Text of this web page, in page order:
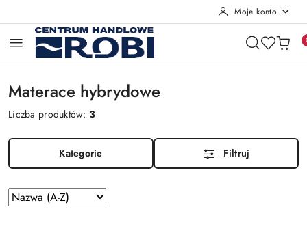
Moje konto
Materace hybrydowe
Liczba produktów:3
Kategorie Filtruj
Zastosowano
sortowanie:
Sortuj
według